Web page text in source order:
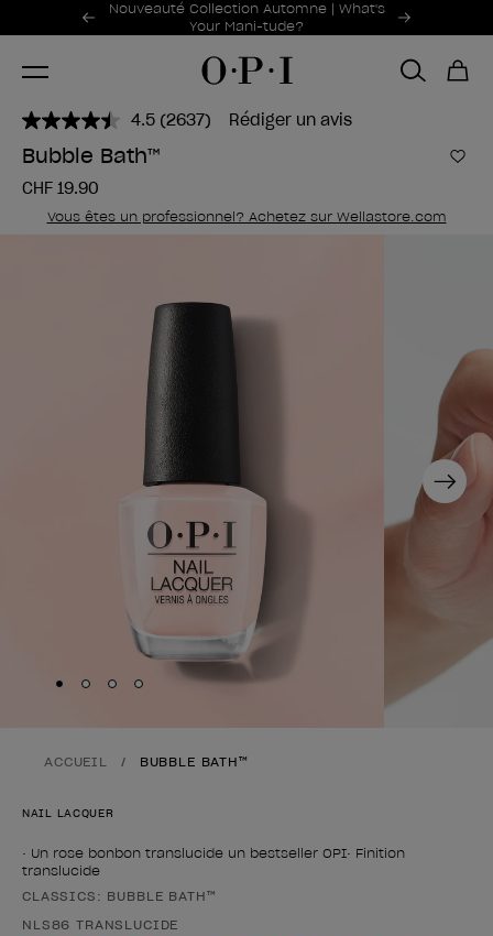
Offres promotionnelles
Nouveauté Collection Automne | What's
Your Mani-tude?
Item 1 of 2
4.5 Lire
la
(2637) Rédiger un avis
Bubble Bath™
CHF 19.90
Vous êtes un professionnel? Achetez sur Wellastore.com
Next
Skip to slide
Skip to slide
Skip to slide
Skip to slide
ACCUEIL BUBBLE BATH™
NAIL LACQUER
• Un rose bonbon translucide un bestseller OPI• Finition
translucide
Forme du produit
CLASSICS: BUBBLE BATH™
NLS86 TRANSLUCIDE